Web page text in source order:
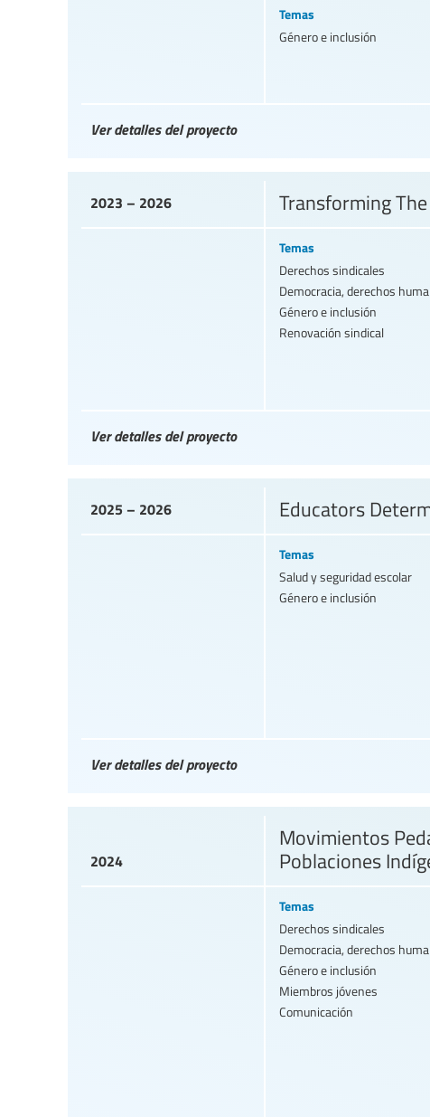
Temas
Género e inclusión
Ver detalles del proyecto
2023 – 2026 Transforming
Temas
Derechos sindicales
Democracia, derechos
Género e inclusión
Renovación sindical
Ver detalles del proyecto
2025 – 2026 Educators
Temas
Salud y seguridad escolar
Género e inclusión
Ver detalles del proyecto
2024
Movimientos
Poblaciones
Temas
Derechos sindicales
Democracia, derechos
Género e inclusión
Miembros jóvenes
Comunicación